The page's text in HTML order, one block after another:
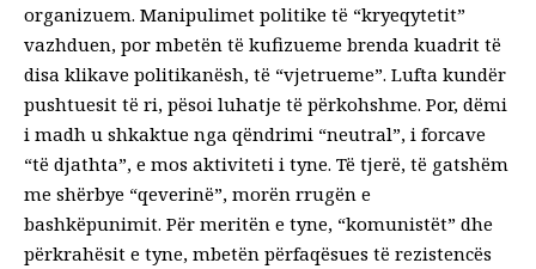
organizuem. Manipulimet politike të “kryeqytetit”
vazhduen, por mbetën të kufizueme brenda kuadrit të
disa klikave politikanësh, të “vjetrueme”. Lufta kundër
pushtuesit të ri, pësoi luhatje të përkohshme. Por, dëmi
i madh u shkaktue nga qëndrimi “neutral”, i forcave
“të djathta”, e mos aktiviteti i tyne. Të tjerë, të gatshëm
me shërbye “qeverinë”, morën rrugën e
bashkëpunimit. Për meritën e tyne, “komunistët” dhe
përkrahësit e tyne, mbetën përfaqësues të rezistencës